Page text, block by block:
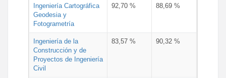
Ingeniería Cartográfica
Geodesia y
Fotogrametría
92,70 % 88,69 %
Ingeniería de la
Construcción y de
Proyectos de Ingeniería
Civil
83,57 % 90,32 %